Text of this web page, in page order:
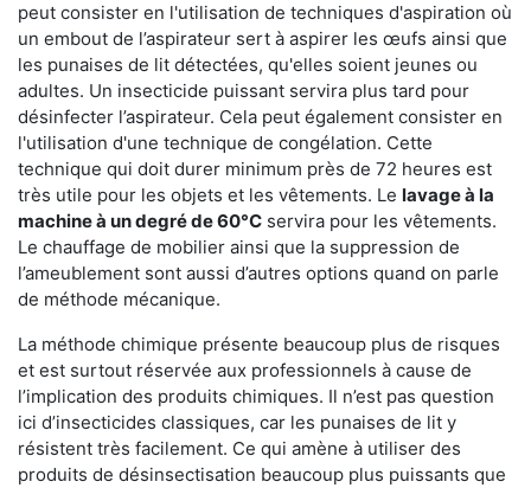
peut consister en l'utilisation de techniques d'aspiration où
un embout de l’aspirateur sert à aspirer les œufs ainsi que
les punaises de lit détectées, qu'elles soient jeunes ou
adultes. Un insecticide puissant servira plus tard pour
désinfecter l’aspirateur. Cela peut également consister en
l'utilisation d'une technique de congélation. Cette
technique qui doit durer minimum près de 72 heures est
très utile pour les objets et les vêtements. Le lavage à la
machine à un degré de 60°C servira pour les vêtements.
Le chauffage de mobilier ainsi que la suppression de
l’ameublement sont aussi d’autres options quand on parle
de méthode mécanique.
La méthode chimique présente beaucoup plus de risques
et est surtout réservée aux professionnels à cause de
l’implication des produits chimiques. Il n’est pas question
ici d’insecticides classiques, car les punaises de lit y
résistent très facilement. Ce qui amène à utiliser des
produits de désinsectisation beaucoup plus puissants que